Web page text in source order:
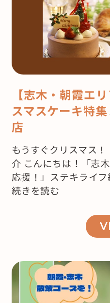
【志木・朝霞エ
スマスケーキ特集
店
もうすぐクリスマス
介 こんにちは！「志
応援！」ステキライ
“【志
う
来
月
続きを読む